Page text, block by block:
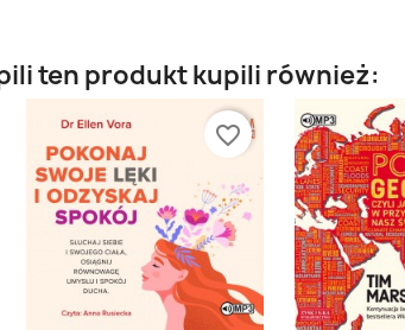
ten produkt kupili również:
favorite_border